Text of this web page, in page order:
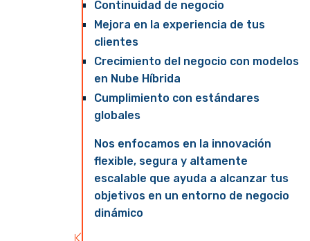
Monitorea tu infraestructura de TI de forma
constante para obtener una detección temprana y
respuesta inmediata ante cualquier amenaza
Ver solución
Optimiza el espacio, mejora la seguridad y simplifica la
gestión de tu información
Ver solución
Ver solución
Detección de incendios
Detecta fuego, humo o calor en fases tempranas,
activando alarmas y sistemas de extinción de
inmediato para una respuesta rápida, segura y con
Ver solución
Optimización Operativa
Optimiza tu operación con Infraestructura como
Servicio: gestión simplificada, mayor disponibilidad y
recursos escalables que impulsan la eficiencia y el
crecimiento empresarial
Continuidad de negocio
Mejora en la experiencia de tus
clientes
Crecimiento del negocio con modelos
en Nube Híbrida
Cumplimiento con estándares
globales
Nos enfocamos en la innovación
flexible, segura y altamente
escalable que ayuda a alcanzar tus
objetivos en un entorno de negocio
dinámico